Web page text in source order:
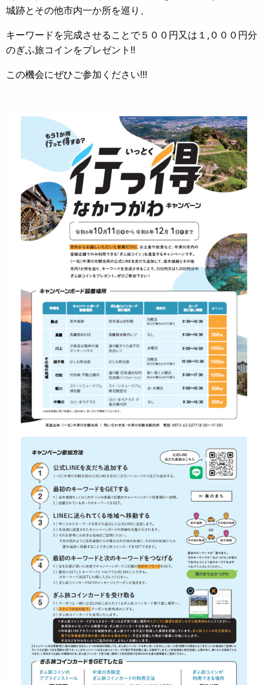
城跡とその他市内一か所を巡り、
キーワードを完成させることで５００円又は１,０００円分
のぎふ旅コインをプレゼント!!
この機会にぜひご参加ください!!!